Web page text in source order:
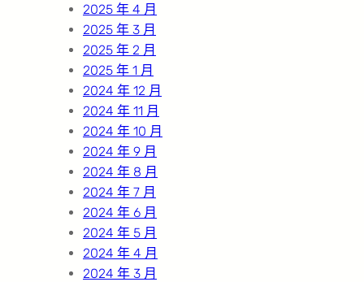
2025 年 4 月
2025 年 3 月
2025 年 2 月
2025 年 1 月
2024 年 12 月
2024 年 11 月
2024 年 10 月
2024 年 9 月
2024 年 8 月
2024 年 7 月
2024 年 6 月
2024 年 5 月
2024 年 4 月
2024 年 3 月